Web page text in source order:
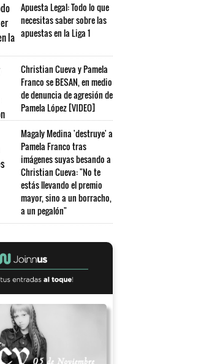
Apuesta Legal: Todo lo que
necesitas saber sobre las
apuestas en la Liga 1
Christian Cueva y Pamela
Franco se BESAN, en medio
de denuncia de agresión de
Pamela López [VIDEO]
Magaly Medina 'destruye' a
Pamela Franco tras
imágenes suyas besando a
Christian Cueva: "No te
estás llevando el premio
mayor, sino a un borracho,
a un pegalón"